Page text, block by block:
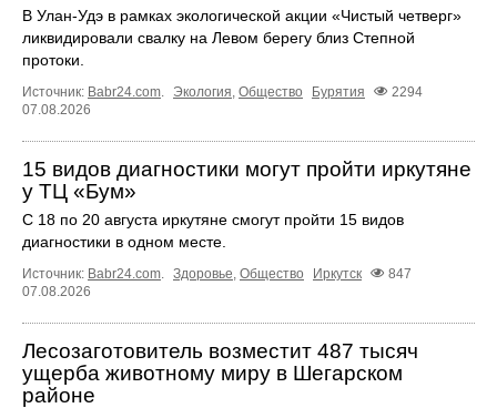
В Улан-Удэ в рамках экологической акции «Чистый четверг»
ликвидировали свалку на Левом берегу близ Степной
протоки.
Источник: Babr24.com Экология Общество Бурятия
2294
07.08.2026
15 видов диагностики могут пройти иркутяне
у ТЦ «Бум»
С 18 по 20 августа иркутяне смогут пройти 15 видов
диагностики в одном месте.
Источник: Babr24.com. Здоровье, Общество Иркутск
847
07.08.2026
Лесозаготовитель возместит 487 тысяч
ущерба животному миру в Шегарском
районе